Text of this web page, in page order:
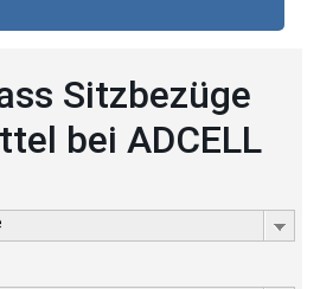
Sitzbezüge
bei ADCELL